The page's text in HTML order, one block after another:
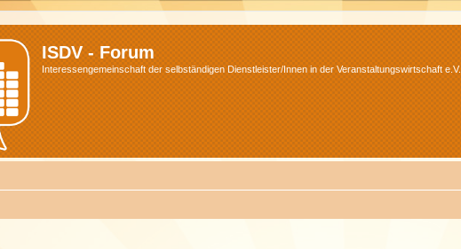
ISDV - Forum
Interessengemeinschaft der selbständigen Dienstleister/Innen in der Veranstaltungswirtschaft e.V.